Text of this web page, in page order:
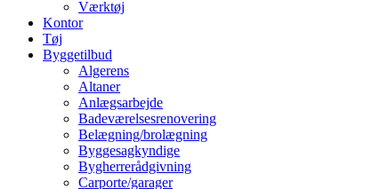
Værktøj
Kontor
Tøj
Byggetilbud
Algerens
Altaner
Anlægsarbejde
Badeværelsesrenovering
Belægning/brolægning
Byggesagkyndige
Bygherrerådgivning
Carporte/garager